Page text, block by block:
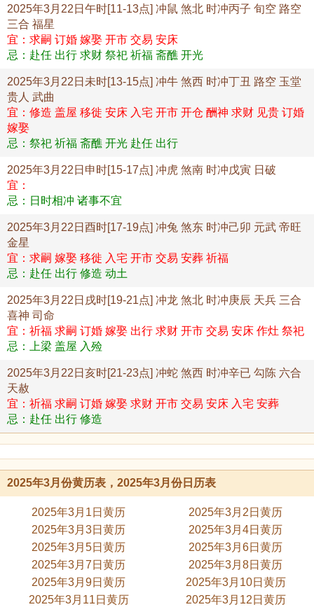
2025年3月22日午时[11-13点] 冲鼠 煞北 时冲丙子 旬空 路空
三合 福星
宜：求嗣 订婚 嫁娶 开市 交易 安床
忌：赴任 出行 求财 祭祀 祈福 斋醮 开光
2025年3月22日未时[13-15点] 冲牛 煞西 时冲丁丑 路空 玉堂
贵人 武曲
宜：修造 盖屋 移徙 安床 入宅 开市 开仓 酬神 求财 见贵 订婚
嫁娶
忌：祭祀 祈福 斋醮 开光 赴任 出行
2025年3月22日申时[15-17点] 冲虎 煞南 时冲戊寅 日破
宜：
忌：日时相冲 诸事不宜
2025年3月22日酉时[17-19点] 冲兔 煞东 时冲己卯 元武 帝旺
金星
宜：求嗣 嫁娶 移徙 入宅 开市 交易 安葬 祈福
忌：赴任 出行 修造 动土
2025年3月22日戌时[19-21点] 冲龙 煞北 时冲庚辰 天兵 三合
喜神 司命
宜：祈福 求嗣 订婚 嫁娶 出行 求财 开市 交易 安床 作灶 祭祀
忌：上梁 盖屋 入殓
2025年3月22日亥时[21-23点] 冲蛇 煞西 时冲辛已 勾陈 六合
天赦
宜：祈福 求嗣 订婚 嫁娶 求财 开市 交易 安床 入宅 安葬
忌：赴任 出行 修造
2025年3月份黄历表，2025年3月份日历表
2025年3月1日黄历
2025年3月2日黄历
2025年3月3日黄历
2025年3月4日黄历
2025年3月5日黄历
2025年3月6日黄历
2025年3月7日黄历
2025年3月8日黄历
2025年3月9日黄历
2025年3月10日黄历
2025年3月11日黄历
2025年3月12日黄历